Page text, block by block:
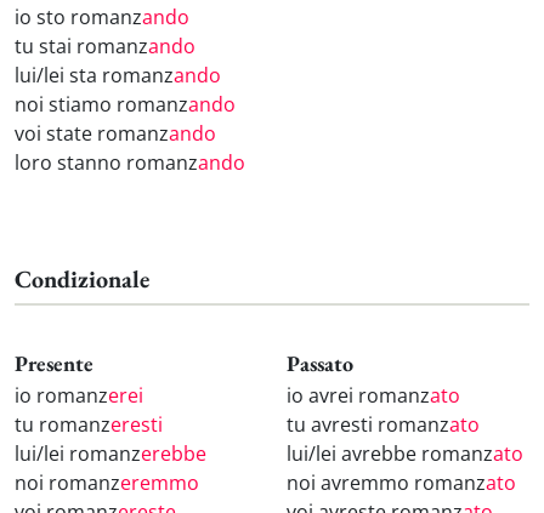
io sto romanzando
tu stai romanzando
lui/lei sta romanzando
noi stiamo romanzando
voi state romanzando
loro stanno romanzando
Condizionale
Presente
io romanzerei
tu romanzeresti
lui/lei romanzerebbe
noi romanzeremmo
Passato
io avrei romanzato
tu avresti romanzato
lui/lei avrebbe romanzato
noi avremmo romanzato